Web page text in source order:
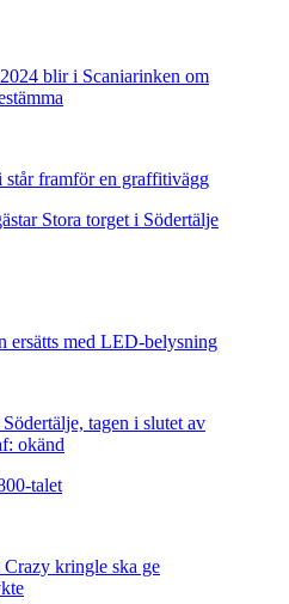
blir i Scaniarinken om
Stora torget i Södertälje
ersätts med LED-belysning
talet